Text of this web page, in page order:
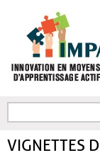
FORMULAIRE DE
VIGNETTES